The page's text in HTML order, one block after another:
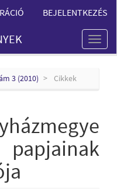
BEJELENTKEZÉS
Toggle
3 (2010) Cikkek